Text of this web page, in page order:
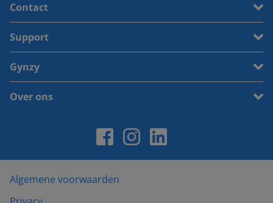
Contact
Support
Gynzy
Over ons
Algemene voorwaarden